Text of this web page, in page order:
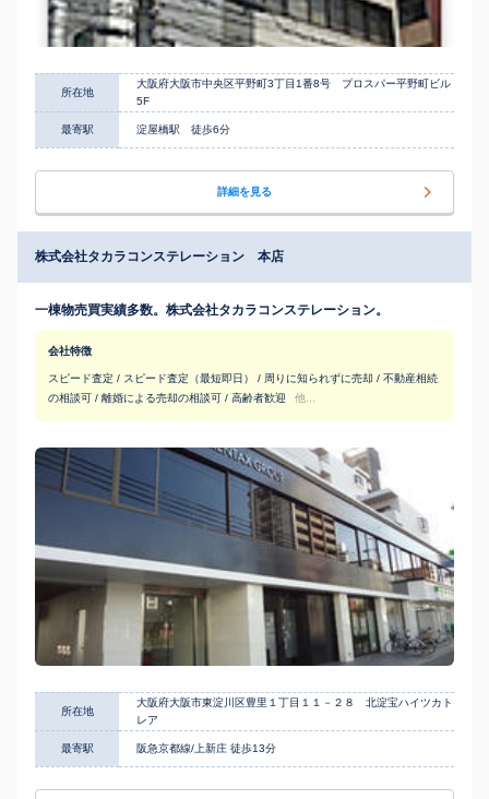
所在地
大阪府大阪市中央区平野町3丁目1番8号 プロスパー平野町ビル
5F
最寄駅 淀屋橋駅 徒歩6分
詳細を見る
株式会社タカラコンステレーション 本店
一棟物売買実績多数。株式会社タカラコンステレーション。
会社特徴
スピード査定 / スピード査定（最短即日） / 周りに知られずに売却 / 不動産相続
の相談可 / 離婚による売却の相談可 / 高齢者歓迎
他...
所在地
大阪府大阪市東淀川区豊里１丁目１１－２８ 北淀宝ハイツカト
レア
最寄駅 阪急京都線/上新庄 徒歩13分